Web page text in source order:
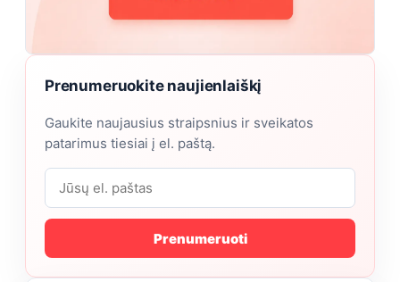
Prenumeruokite naujienlaiškį
Gaukite naujausius straipsnius ir sveikatos
patarimus tiesiai į el. paštą.
Prenumeruoti